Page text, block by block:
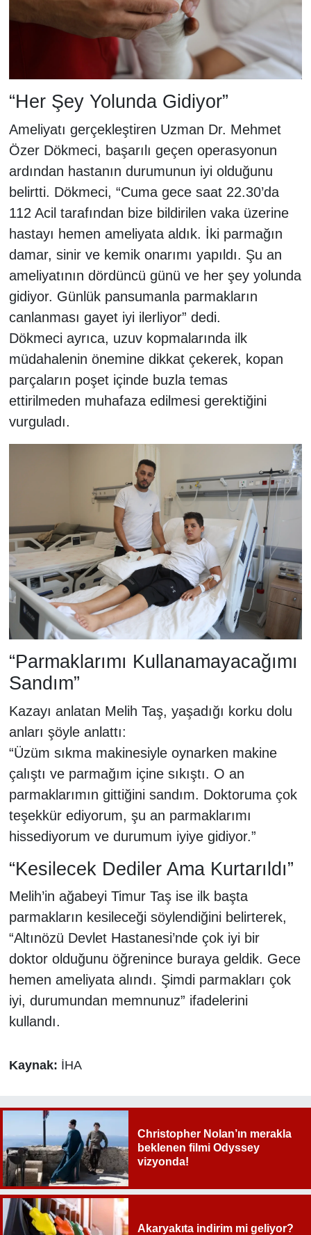
“Her Şey Yolunda Gidiyor”
Ameliyatı gerçekleştiren Uzman Dr. Mehmet
Özer Dökmeci, başarılı geçen operasyonun
ardından hastanın durumunun iyi olduğunu
belirtti. Dökmeci, “Cuma gece saat 22.30’da
112 Acil tarafından bize bildirilen vaka üzerine
hastayı hemen ameliyata aldık. İki parmağın
damar, sinir ve kemik onarımı yapıldı. Şu an
ameliyatının dördüncü günü ve her şey yolunda
gidiyor. Günlük pansumanla parmakların
canlanması gayet iyi ilerliyor” dedi.
Dökmeci ayrıca, uzuv kopmalarında ilk
müdahalenin önemine dikkat çekerek, kopan
parçaların poşet içinde buzla temas
ettirilmeden muhafaza edilmesi gerektiğini
vurguladı.
“Parmaklarımı Kullanamayacağımı
Sandım”
Kazayı anlatan Melih Taş, yaşadığı korku dolu
anları şöyle anlattı:
“Üzüm sıkma makinesiyle oynarken makine
çalıştı ve parmağım içine sıkıştı. O an
parmaklarımın gittiğini sandım. Doktoruma çok
teşekkür ediyorum, şu an parmaklarımı
hissediyorum ve durumum iyiye gidiyor.”
“Kesilecek Dediler Ama Kurtarıldı”
Melih’in ağabeyi Timur Taş ise ilk başta
parmakların kesileceği söylendiğini belirterek,
“Altınözü Devlet Hastanesi’nde çok iyi bir
doktor olduğunu öğrenince buraya geldik. Gece
hemen ameliyata alındı. Şimdi parmakları çok
iyi, durumundan memnunuz” ifadelerini
kullandı.
Kaynak: İHA
Christopher Nolan’ın merakla
beklenen filmi Odyssey
vizyonda!
Akaryakıta indirim mi geliyor?